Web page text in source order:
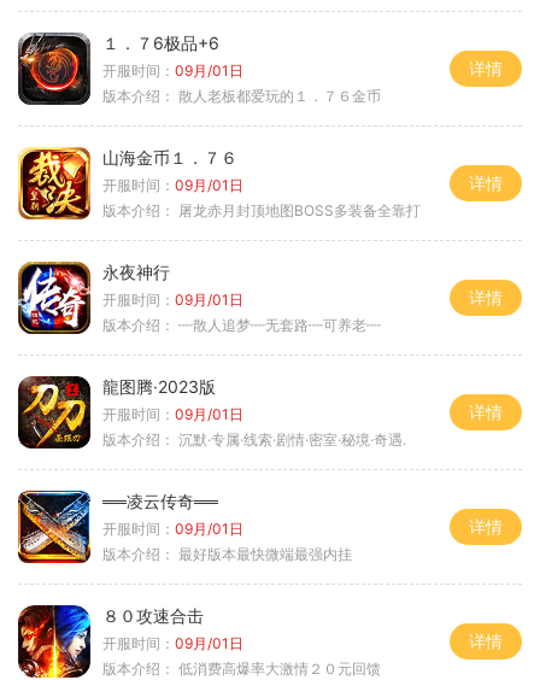
１．７6极品+6
开服时间： 09月/01日
版本介绍： 散人老板都爱玩的１．７６金币
详情
山海金币１．７６
开服时间： 09月/01日
版本介绍： 屠龙赤月封顶地图BOSS多装备全靠打
详情
永夜神行
开服时间： 09月/01日
版本介绍： ┉散人追梦┉无套路┉可养老┉
详情
龍图腾·2023版
开服时间： 09月/01日
版本介绍： 沉默·专属·线索·剧情·密室·秘境·奇遇.
详情
══凌云传奇══
开服时间： 09月/01日
版本介绍： 最好版本最快微端最强内挂
详情
８０攻速合击
开服时间： 09月/01日
版本介绍： 低消费高爆率大激情２０元回馈
详情